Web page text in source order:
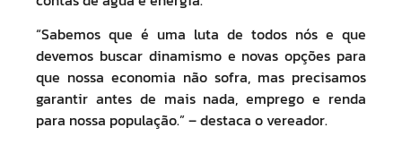
“Sabemos que é uma luta de todos nós e que
devemos buscar dinamismo e novas opções para
que nossa economia não sofra, mas precisamos
garantir antes de mais nada, emprego e renda
para nossa população.” – destaca o vereador.